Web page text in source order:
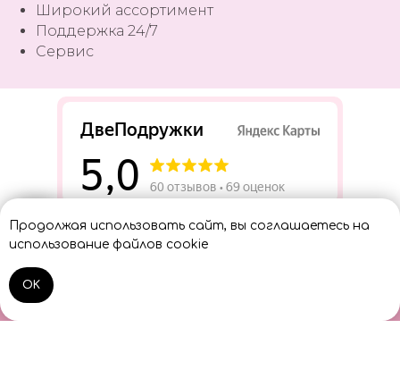
Home
Широкий ассортимент
Поддержка 24/7
Сервис
Продолжая использовать сайт, вы соглашаетесь на
использование файлов cookie
OK
Разработать сайт
Консультант